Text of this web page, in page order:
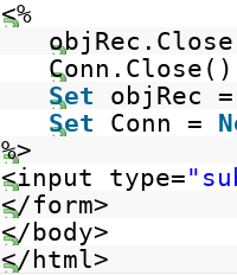
<%
Conn.Close()
Set objRec
Set Conn =
%>
<input type=
</form>
</body>
</html>